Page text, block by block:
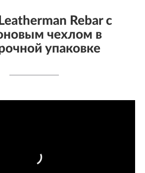
Rebar с
чехлом в
упаковке